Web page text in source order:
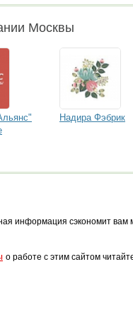
Москвы
Надира Фэбрик
информация сэкономит вам
о работе с этим сайтом